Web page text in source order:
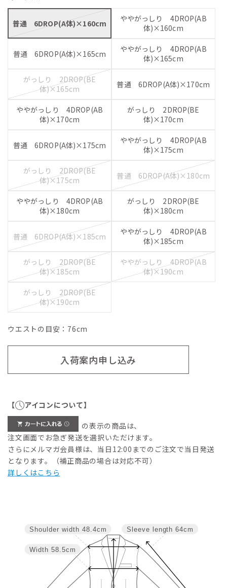
普通 6DROP(A体)×160cm
ややがっしり 4DROP(AB
体)×160cm
普通 6DROP(A体)×165cm
ややがっしり 4DROP(AB
体)×165cm
がっしり 2DROP(BE
体)×165cm
普通 6DROP(A体)×170cm
ややがっしり 4DROP(AB
体)×170cm
がっしり 2DROP(BE
体)×170cm
普通 6DROP(A体)×175cm
ややがっしり 4DROP(AB
体)×175cm
がっしり 2DROP(BE
体)×175cm
普通 6DROP(A体)×180cm
ややがっしり 4DROP(AB
体)×180cm
がっしり 2DROP(BE
体)×180cm
普通 6DROP(A体)×185cm
ややがっしり 4DROP(AB
体)×185cm
がっしり 2DROP(BE
体)×185cm
ややがっしり 4DROP(AB
体)×190cm
がっしり 2DROP(BE
体)×190cm
ウエストの目安： 76cm
入荷案内申し込み
【 アイコンについて】
の表示の商品は、
注文画面でお急ぎ発送を選択いただけます。
さらにメルマガ会員様は、当日12:00までのご注文で当日発送
となります。（補正商品の場合は対応不可）
詳しくはこちら
Sleeve length 64cm
Width 58.5cm
Shoulder width 48.4cm